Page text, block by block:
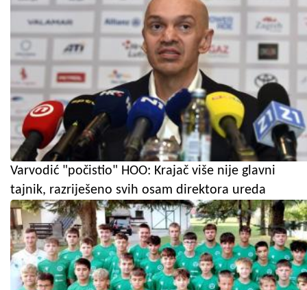
Varvodić "počistio" HOO: Krajač više nije glavni
tajnik, razriješeno svih osam direktora ureda